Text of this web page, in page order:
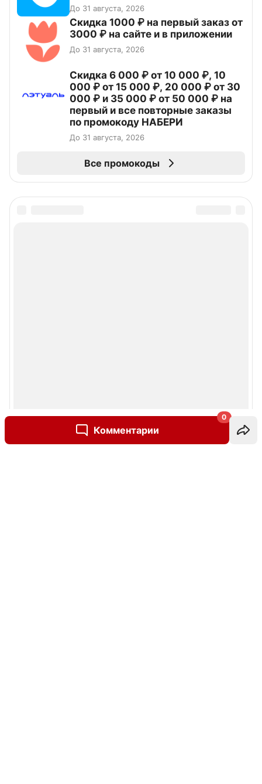
Комментарии
0
До 31 августа, 2026
Скидка 1000 ₽ на первый заказ от
3000 ₽ на сайте и в приложении
До 31 августа, 2026
Скидка 6 000 ₽ от 10 000 ₽, 10
000 ₽ от 15 000 ₽, 20 000 ₽ от 30
000 ₽ и 35 000 ₽ от 50 000 ₽ на
первый и все повторные заказы
по промокоду НАБЕРИ
До 31 августа, 2026
Все промокоды